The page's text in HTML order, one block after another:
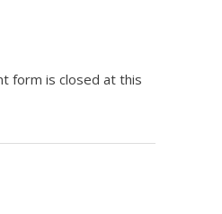
form is closed at this